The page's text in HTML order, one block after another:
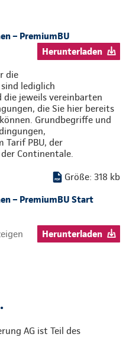
– PremiumBU
Herunterladen
die
lediglich
die jeweils vereinbarten
die Sie hier bereits
Grundbegriffe und
Tarif PBU, der
Continentale.
Größe: 318 kb
– PremiumBU Start
Herunterladen
AG ist Teil des